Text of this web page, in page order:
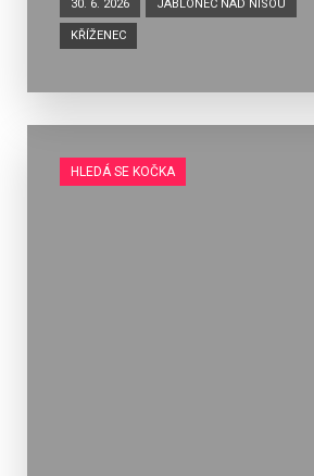
30. 6. 2026 JABLONEC NAD NISOU
KŘÍŽENEC
HLEDÁ SE KOČKA